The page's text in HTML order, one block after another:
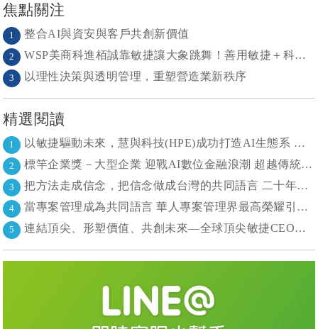
焦點關注
1 整合AI與資安與客戶共創新價值
2 WSP美商科進栢誠靠敏捷讓大象跳舞！善用敏捷＋科技力， 大型工程也能快速迭代
3 以理性決策與透明管理，重塑營造業新秩序
精選閱讀
1 以敏捷驅動未來，慧與科技(HPE)成功打造AI生態系 大型敏捷(LeSS)海納百川，讓複雜變簡單
2 標竿企業獎－大型企業 迎戰AI數位金融浪潮 超越傳統的組織再定義
3 把方法走成信念，把信念做成台灣的共同語言 二十年志業，陪伴台灣走過專案管理與敏捷轉型
4 當專案管理成為共同語言 華人專案管理界最高榮耀引領的變革時代
5 連結頂尖、形塑價值、共創未來—全球頂尖敏捷CEO聯誼會成立